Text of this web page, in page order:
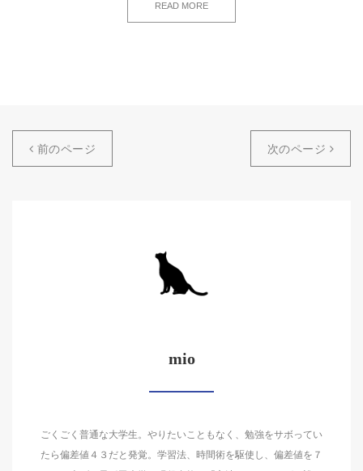
READ MORE
前のページ 次のページ
mio
ごくごく普通な大学生。やりたいこともなく、勉強をサボってい
たら偏差値４３だと発覚。学習法、時間術を駆使し、偏差値を７